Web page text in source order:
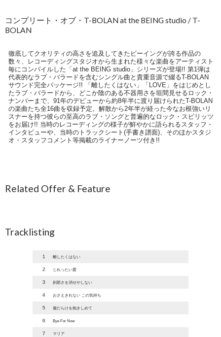
コンプリート・オブ・T-BOLAN at the BEING studio / T-
BOLAN
徹底してクオリティの高さを追及してきたビーイングが誇る作品の
数々、レコーディングスタジオから生まれた様々な楽曲をアーティスト
毎にコンパイルした「at the BEING studio」シリーズが登場!! 第1弾は
代表的なラブ・バラードを含むシングル曲と貴重音源で綴るT-BOLAN
サウンド完全パッケージ!! 「離したくはない」「LOVE」をはじめとし
たラブ・バラードから、どこか陰のある不器用さを垣間見せるロック・
ナンバーまで、91年のデビューから約8年半に渡り届けられたT-BOLAN
の楽曲たち全16曲を収録予定。解散から2年半が経った今なお根強いリ
スナーを持つ彼らの至高のラブ・ソングと普遍的なロック・スピリッツ
をお届け!! 当時のレコーディングの様子が鮮やかに語られるスタッフ・
インタビューや、当時のトラックシート(手書き譜面)、そのほかスタジ
オ・スタッフコメント等掲載のライナーノーツ付き!!
Related Offer & Feature
Tracklisting
1 離したくはない
2 じれったい愛
3 刹那さを消せやしない
4 おさえきれない この気持ち
5 傷だらけを抱きしめて
6 Bye For Now
7 マリア